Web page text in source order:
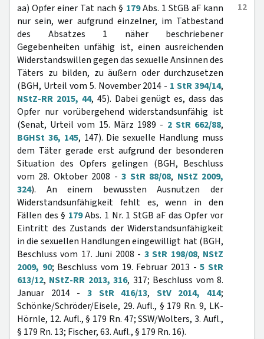
12
aa) Opfer einer Tat nach § 179Abs. 1 StGB aF kann
nur sein, wer aufgrund einzelner, im Tatbestand
des Absatzes 1 näher beschriebener
Gegebenheiten unfähig ist, einen ausreichenden
Widerstandswillen gegen das sexuelle Ansinnen des
Täters zu bilden, zu äußern oder durchzusetzen
(BGH, Urteil vom 5. November 2014 - 1 StR 394/14,
NStZ-RR 2015, 44, 45). Dabei genügt es, dass das
Opfer nur vorübergehend widerstandsunfähig ist
(Senat, Urteil vom 15. März 1989 - 2 StR 662/88,
BGHSt 36, 145, 147). Die sexuelle Handlung muss
dem Täter gerade erst aufgrund der besonderen
Situation des Opfers gelingen (BGH, Beschluss
vom 28. Oktober 2008 -3 StR 88/08, NStZ 2009,
324). An einem bewussten Ausnutzen der
Widerstandsunfähigkeit fehlt es, wenn in den
Fällen des § 179Abs. 1 Nr. 1 StGB aF das Opfer vor
Eintritt des Zustands der Widerstandsunfähigkeit
in die sexuellen Handlungen eingewilligt hat (BGH,
Beschluss vom 17. Juni 2008 - 3 StR 198/08, NStZ
2009, 90; Beschluss vom 19. Februar 2013 -5 StR
613/12, NStZ-RR 2013, 316, 317; Beschluss vom 8.
Januar 2014 - 3 StR 416/13, StV 2014, 414;
Schönke/Schröder/Eisele, 29. Aufl., § 179 Rn. 9, LK-
Hörnle, 12. Aufl., § 179 Rn. 47; SSW/Wolters, 3. Aufl.,
§ 179 Rn. 13; Fischer, 63. Aufl., § 179 Rn. 16).